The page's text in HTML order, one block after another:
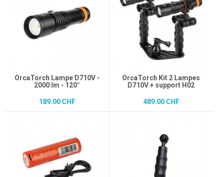
OrcaTorch Lampe D710V -
2000 lm - 120°
189.00 CHF
OrcaTorch Kit 2 Lampes
D710V + support H02
489.00 CHF